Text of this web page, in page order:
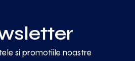
si promotiile noastre